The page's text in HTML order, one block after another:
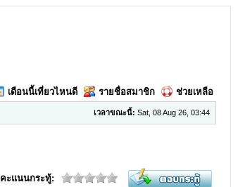
เดือนนี้เที่ยวไหนดี รายชื่อสมาชิก ช่วยเหลือ
เวลาขณะนี้: Sat, 08 Aug 26, 03:44
คะแนนกระทู้: